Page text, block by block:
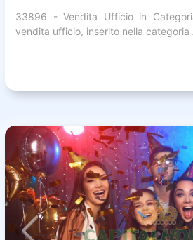
33896 - Vendita Ufficio in
vendita ufficio, inserito nella categoria